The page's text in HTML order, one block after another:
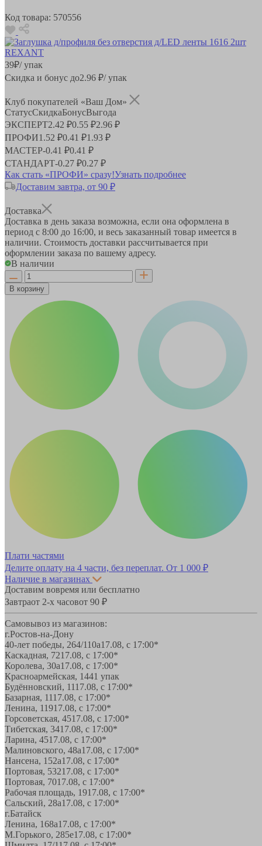
Код товара: 570556
39₽/ упак
Скидка и бонус до2.96 ₽/ упак
Клуб покупателей «Ваш Дом»
СтатусСкидкаБонусВыгода
ЭКСПЕРТ2.42 ₽0.55 ₽2.96 ₽
ПРОФИ1.52 ₽0.41 ₽1.93 ₽
МАСТЕР-0.41 ₽0.41 ₽
СТАНДАРТ-0.27 ₽0.27 ₽
Как стать «ПРОФИ» сразу!Узнать подробнее
Доставим завтра, от 90 ₽
Доставка
Доставка в день заказа возможна, если она оформлена в
период с 8:00 до 16:00, и весь заказанный товар имеется в
наличии. Стоимость доставки рассчитывается при
оформлении заказа по вашему адресу.
В наличии
В корзину
Плати частями
Делите оплату на 4 части, без переплат. От 1 000 ₽
Наличие в магазинах
Доставим вовремя или бесплатно
Завтраот 2-х часовот 90 ₽
Самовывоз из магазинов:
г.Ростов-на-Дону
40-лет победы, 264/110а17.08, с 17:00*
Каскадная, 7217.08, с 17:00*
Королева, 30а17.08, с 17:00*
Красноармейская, 1441 упак
Будённовский, 1117.08, с 17:00*
Базарная, 1117.08, с 17:00*
Ленина, 11917.08, с 17:00*
Горсоветская, 4517.08, с 17:00*
Тибетская, 3417.08, с 17:00*
Ларина, 4517.08, с 17:00*
Малиновского, 48а17.08, с 17:00*
Нансена, 152а17.08, с 17:00*
Портовая, 53217.08, с 17:00*
Портовая, 7017.08, с 17:00*
Рабочая площадь, 1917.08, с 17:00*
Сальский, 28a17.08, с 17:00*
г.Батайск
Ленина, 168а17.08, с 17:00*
М.Горького, 285е17.08, с 17:00*